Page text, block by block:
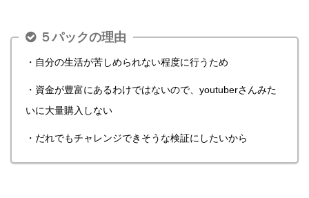
５パックの理由
・自分の生活が苦しめられない程度に行うため
・資金が豊富にあるわけではないので、youtuberさんみた
いに大量購入しない
・だれでもチャレンジできそうな検証にしたいから